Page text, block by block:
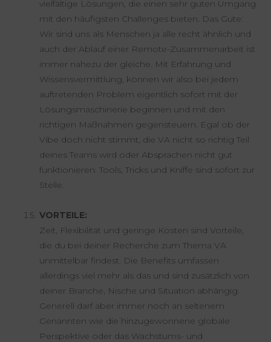
vielfältige Lösungen, die einen sehr guten Umgang
mit den häufigsten Challenges bieten. Das Gute:
Wir sind uns als Menschen ja alle recht ähnlich und
auch der Ablauf einer Remote-Zusammenarbeit ist
immer nahezu der gleiche. Mit Erfahrung und
Wissensvermittlung, können wir also bei jedem
auftretenden Problem eigentlich sofort mit der
Lösungsmaschinerie beginnen und mit den
richtigen Maßnahmen gegensteuern. Egal ob der
Vibe doch nicht stimmt, die VA nicht so richtig Teil
deines Teams wird oder Absprachen nicht gut
funktionieren: Tools, Tricks und Kniffe sind sofort zur
Stelle.
VORTEILE:
Zeit, Flexibilität und geringe Kosten sind Vorteile,
die du bei deiner Recherche zum Thema VA
unmittelbar findest. Die Benefits umfassen
allerdings viel mehr als das und sind zusätzlich von
deiner Branche, Nische und Situation abhängig.
Generell darf aber immer noch an seltenem
Genannten wie die hinzugewonnene globale
Perspektive oder das Wachstums- und